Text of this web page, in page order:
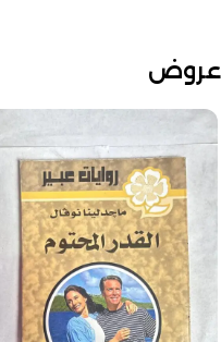
عروض